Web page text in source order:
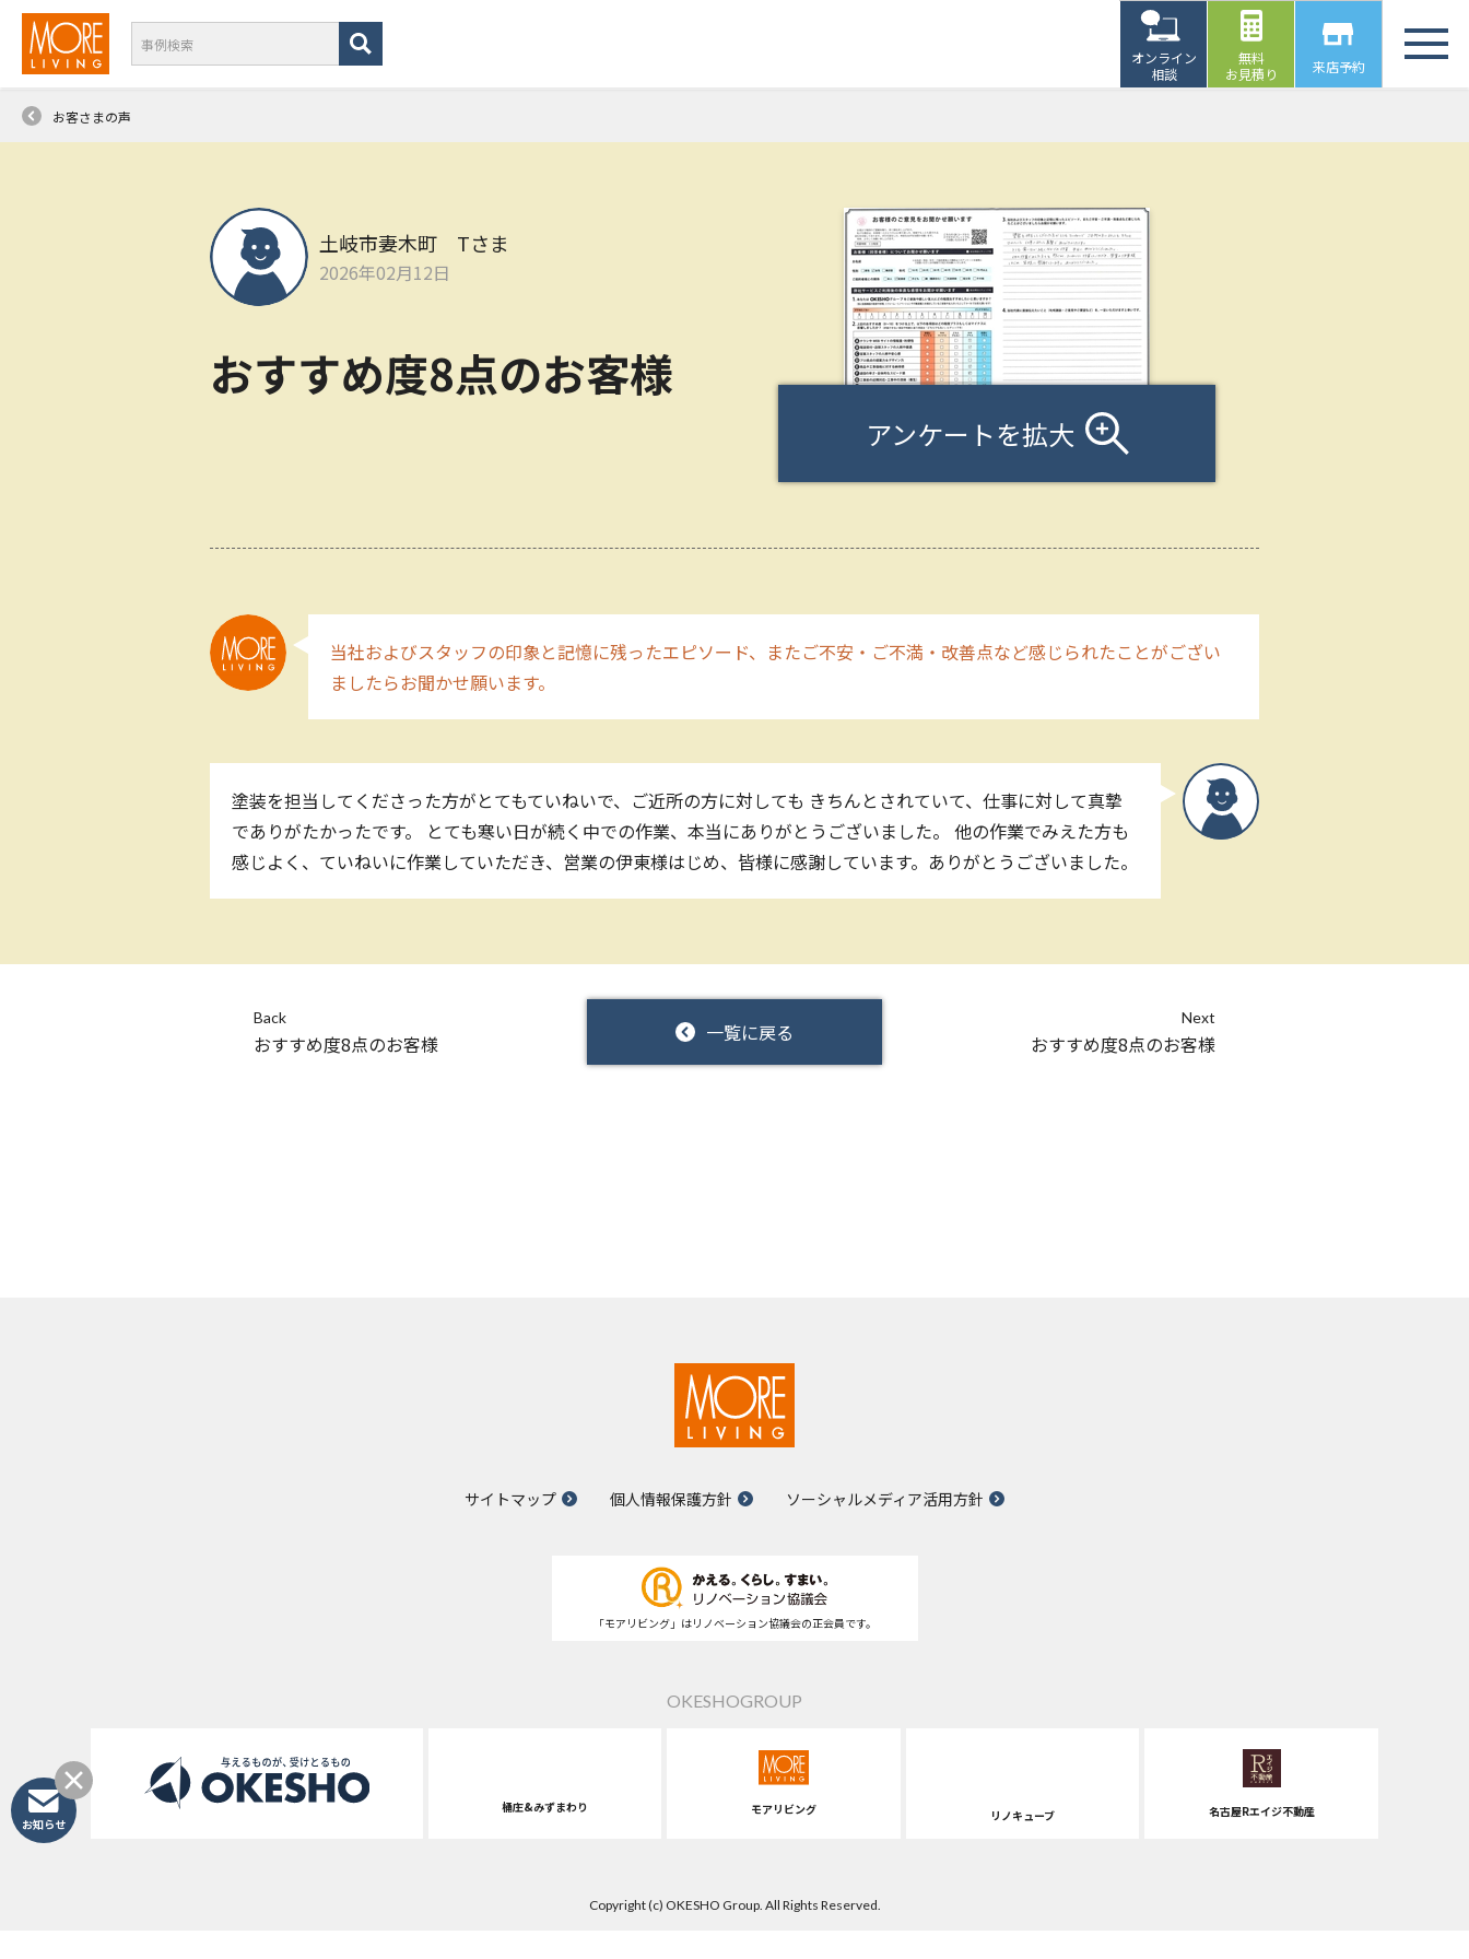
オンライン
相談
無料
お見積り
来店予約
お客さまの声
土岐市妻木町 Tさま
2026年02月12日
おすすめ度8点のお客様
アンケートを拡大
当社およびスタッフの印象と記憶に残ったエピソード、またご不安・ご不満・改善点など感じられたことがござい
ましたらお聞かせ願います。
塗装を担当してくださった方がとてもていねいで、ご近所の方に対しても きちんとされていて、仕事に対して真摯
でありがたかったです。 とても寒い日が続く中での作業、本当にありがとうございました。 他の作業でみえた方も
感じよく、ていねいに作業していただき、営業の伊東様はじめ、皆様に感謝しています。ありがとうございました。
Back
おすすめ度8点のお客様 一覧に戻る
Next
おすすめ度8点のお客様
サイトマップ 個人情報保護方針 ソーシャルメディア活用方針
「モアリビング」はリノベーション協議会の正会員です。
OKESHOGROUP
桶庄&みずまわり モアリビング リノキューブ 名古屋Rエイジ不動産
Copyright (c) OKESHO Group. All Rights Reserved.
お知らせ